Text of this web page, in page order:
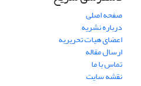
صفحه اصلی
درباره نشریه
اعضای هیات تحریریه
ارسال مقاله
تماس با ما
نقشه سایت